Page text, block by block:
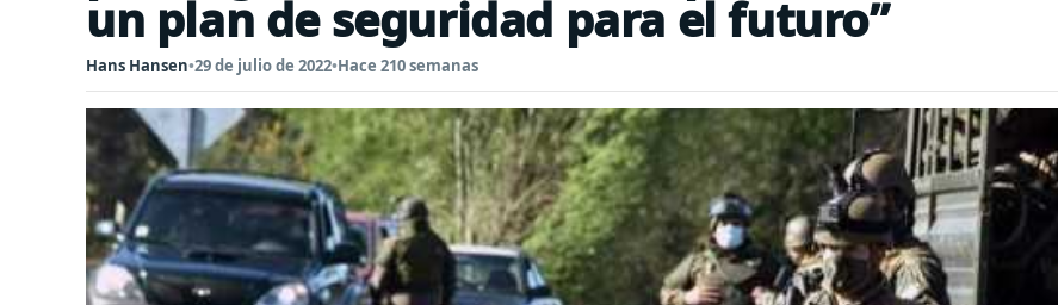
un plan de seguridad para el futuro”
Hans Hansen•29 de julio de 2022•Hace 210 semanas